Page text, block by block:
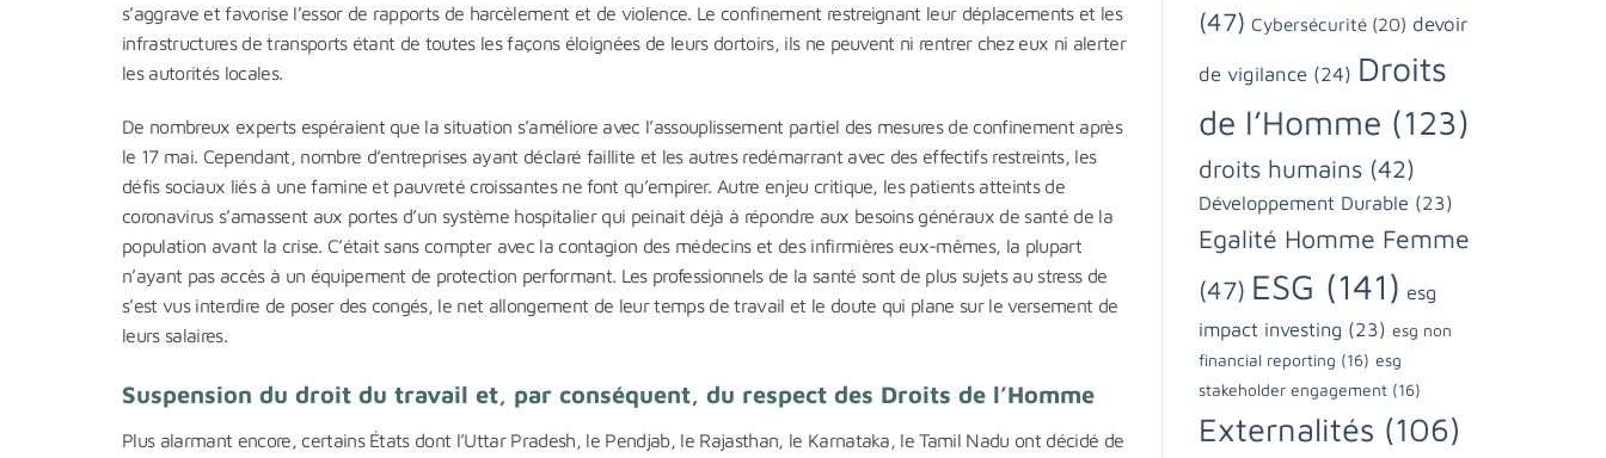
s’aggrave et favorise l’essor de rapports de harcèlement et de violence. Le confinement restreignant leur déplacements et les
infrastructures de transports étant de toutes les façons éloignées de leurs dortoirs, ils ne peuvent ni rentrer chez eux ni alerter
les autorités locales.
De nombreux experts espéraient que la situation s’améliore avec l’assouplissement partiel des mesures de confinement après
le 17 mai. Cependant, nombre d’entreprises ayant déclaré faillite et les autres redémarrant avec des effectifs restreints, les
défis sociaux liés à une famine et pauvreté croissantes ne font qu’empirer. Autre enjeu critique, les patients atteints de
coronavirus s’amassent aux portes d’un système hospitalier qui peinait déjà à répondre aux besoins généraux de santé de la
population avant la crise. C’était sans compter avec la contagion des médecins et des infirmières eux-mêmes, la plupart
n’ayant pas accès à un équipement de protection performant. Les professionnels de la santé sont de plus sujets au stress de
s’est vus interdire de poser des congés, le net allongement de leur temps de travail et le doute qui plane sur le versement de
leurs salaires.
Suspension du droit du travail et, par conséquent, du respect des Droits de l’Homme
Plus alarmant encore, certains États dont l’Uttar Pradesh, le Pendjab, le Rajasthan, le Karnataka, le Tamil Nadu ont décidé de
(47) Cybersécurité (20) devoir
de vigilance (24) Droits
de l’Homme (123)
droits humains (42)
Développement Durable (23)
Egalité Homme Femme
(47) ESG (141) esg
impact investing (23) esg non
financial reporting (16) esg
stakeholder engagement (16)
Externalités (106)